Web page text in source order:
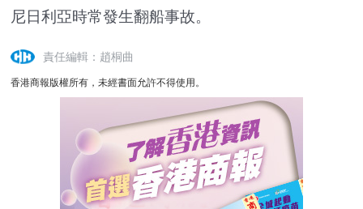
尼日利亞時常發生翻船事故。
責任編輯：趙桐曲
香港商報版權所有，未經書面允許不得使用。